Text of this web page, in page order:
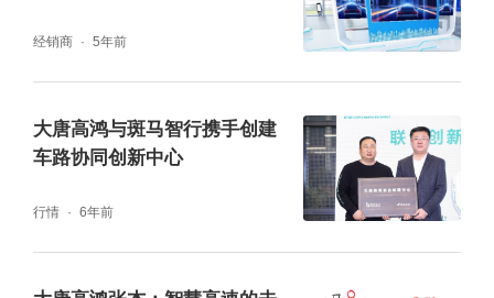
经销商 5年前
大唐高鸿与斑马智行携手创建
车路协同创新中心
行情 6年前